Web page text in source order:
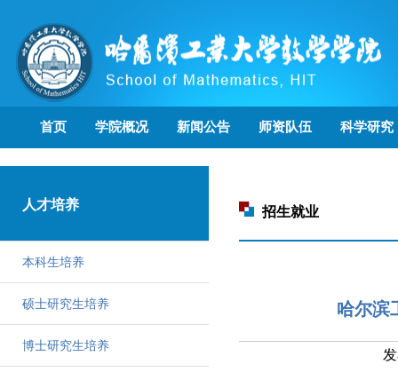
首页 学院概况 新闻公告 师资队伍 科学研究
人才培养
本科生培养
硕士研究生培养
博士研究生培养
招生就业
哈尔滨